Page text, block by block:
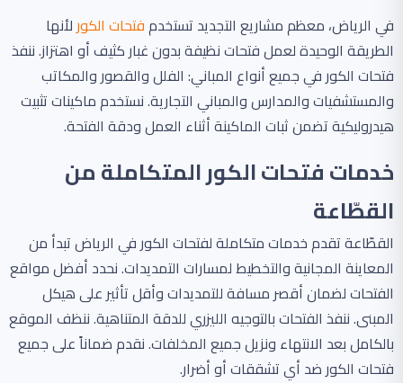
في الرياض، معظم مشاريع التجديد تستخدمفتحات الكورلأنها
الطريقة الوحيدة لعمل فتحات نظيفة بدون غبار كثيف أو اهتزاز. ننفذ
فتحات الكور في جميع أنواع المباني: الفلل والقصور والمكاتب
والمستشفيات والمدارس والمباني التجارية. نستخدم ماكينات تثبيت
هيدروليكية تضمن ثبات الماكينة أثناء العمل ودقة الفتحة.
خدمات فتحات الكور المتكاملة من
القطّاعة
القطّاعة تقدم خدمات متكاملة لفتحات الكور في الرياض تبدأ من
المعاينة المجانية والتخطيط لمسارات التمديدات. نحدد أفضل مواقع
الفتحات لضمان أقصر مسافة للتمديدات وأقل تأثير على هيكل
المبنى. ننفذ الفتحات بالتوجيه الليزري للدقة المتناهية. ننظف الموقع
بالكامل بعد الانتهاء ونزيل جميع المخلفات. نقدم ضماناً على جميع
فتحات الكور ضد أي تشققات أو أضرار.